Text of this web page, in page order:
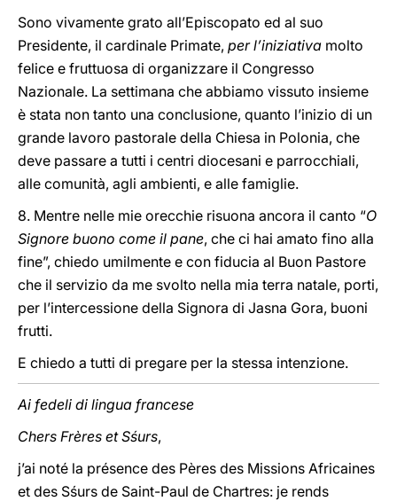
Sono vivamente grato all’Episcopato ed al suo
Presidente, il cardinale Primate, per l’iniziativa molto
felice e fruttuosa di organizzare il Congresso
Nazionale. La settimana che abbiamo vissuto insieme
è stata non tanto una conclusione, quanto l’inizio di un
grande lavoro pastorale della Chiesa in Polonia, che
deve passare a tutti i centri diocesani e parrocchiali,
alle comunità, agli ambienti, e alle famiglie.
8. Mentre nelle mie orecchie risuona ancora il canto “O
Signore buono come il pane, che ci hai amato fino alla
fine”, chiedo umilmente e con fiducia al Buon Pastore
che il servizio da me svolto nella mia terra natale, porti,
per l’intercessione della Signora di Jasna Gora, buoni
frutti.
E chiedo a tutti di pregare per la stessa intenzione.
Ai fedeli di lingua francese
Chers Frères et Sśurs,
j’ai noté la présence des Pères des Missions Africaines
et des Sśurs de Saint-Paul de Chartres: je rends